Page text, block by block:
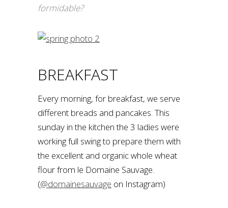
formidable?
BREAKFAST
Every morning, for breakfast, we serve
different breads and pancakes. This
sunday in the kitchen the 3 ladies were
working full swing to prepare them with
the excellent and organic whole wheat
flour from le Domaine Sauvage.
(@domainesauvage on Instagram)